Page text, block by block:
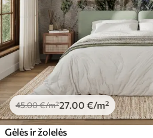
45.00€/m²27.00 €/m²
Gėlės ir žolelės